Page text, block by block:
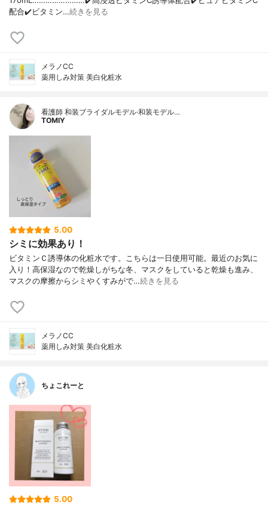
配合✔️ビタミン…続きを見る
メラノCC
薬用しみ対策 美白化粧水
看護師 和装ブライダルモデル·和装モデル…
TOMIY
5.00
シミに効果あり！
ビタミンＣ誘導体の化粧水です。こちらは一日使用可能。最近のお気に
入り！高保湿なので乾燥しがちな冬、マスクをしていると乾燥も進み、
マスクの摩擦からシミやくすみがで…続きを見る
メラノCC
薬用しみ対策 美白化粧水
ちょこれーと
5.00